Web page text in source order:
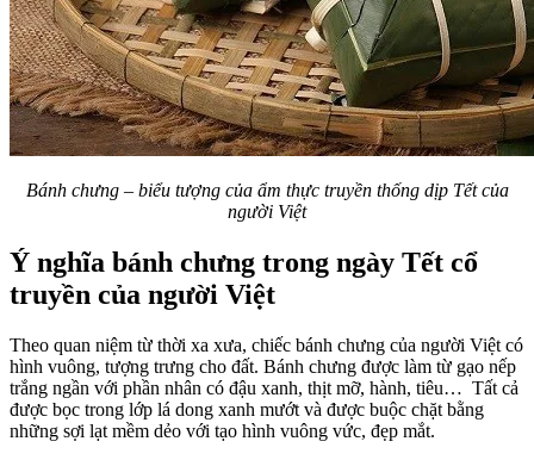
Bánh chưng – biểu tượng của ẩm thực truyền thống dịp Tết của
người Việt
Ý nghĩa bánh chưng trong ngày Tết cổ
truyền của người Việt
Theo quan niệm từ thời xa xưa, chiếc bánh chưng của người Việt có
hình vuông, tượng trưng cho đất. Bánh chưng được làm từ gạo nếp
trắng ngần với phần nhân có đậu xanh, thịt mỡ, hành, tiêu… Tất cả
được bọc trong lớp lá dong xanh mướt và được buộc chặt bằng
những sợi lạt mềm dẻo với tạo hình vuông vức, đẹp mắt.